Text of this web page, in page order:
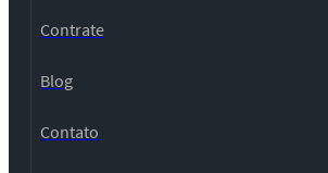
Contrate
Blog
Contato